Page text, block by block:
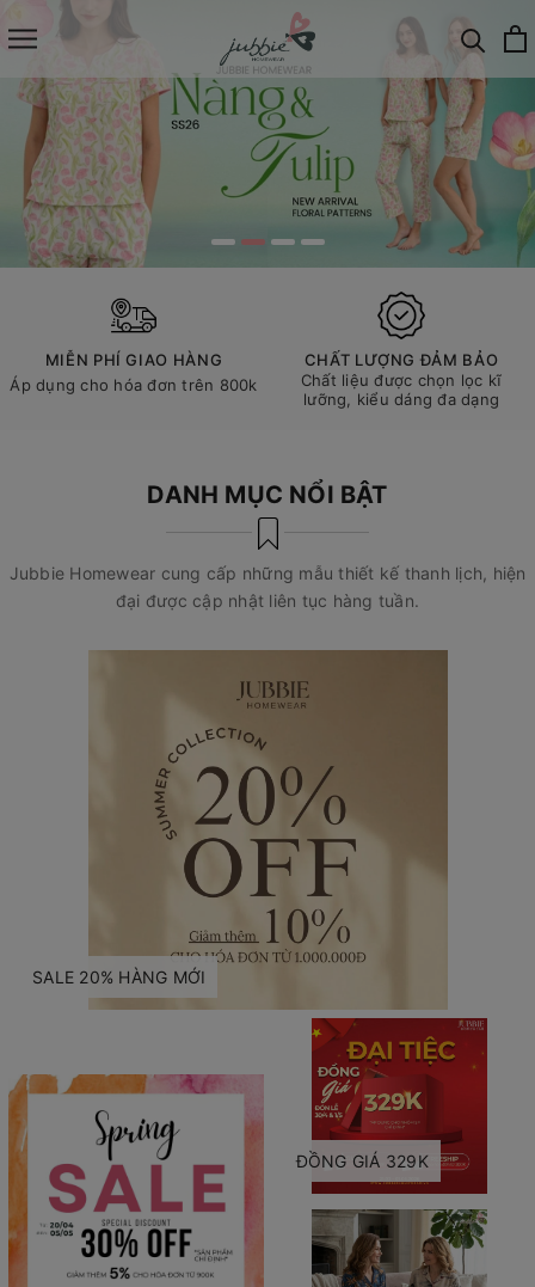
MIỄN PHÍ GIAO HÀNG
Áp dụng cho hóa đơn trên 800k
CHẤT LƯỢNG ĐẢM BẢO
Chất liệu được chọn lọc kĩ
lưỡng, kiểu dáng đa dạng
DANH MỤC NỔI BẬT
Jubbie Homewear cung cấp những mẫu thiết kế thanh lịch, hiện
đại được cập nhật liên tục hàng tuần.
SALE 20% HÀNG MỚI
ĐỒNG GIÁ 329K